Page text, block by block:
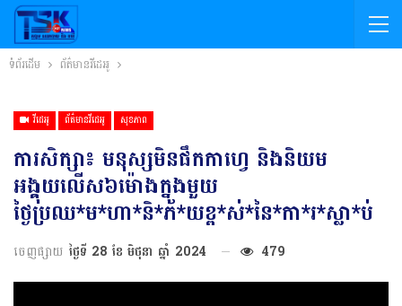
ទំព័រដើម ព័ត៌មានវីដេអូ
វីដេអូ ព័ត៌មានវីដេអូ សុខភាព
ការសិក្សា៖ មនុស្សមិនផឹកកាហ្វេ និងនិយម
អង្គុយលើស៦ម៉ោងក្នុងមួយ
ថ្ងៃប្រឈ*ម*ហា*និ*ភ័*យខ្ព*ស់*នៃ*កា*រ*ស្លា*ប់
ចេញផ្សាយ ថ្ងៃទី 28 ខែ មិថុនា ឆ្នាំ 2024 479